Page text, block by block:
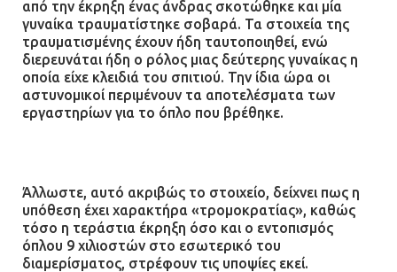
από την έκρηξη ένας άνδρας σκοτώθηκε και μία
γυναίκα τραυματίστηκε σοβαρά. Τα στοιχεία της
τραυματισμένης έχουν ήδη ταυτοποιηθεί, ενώ
διερευνάται ήδη ο ρόλος μιας δεύτερης γυναίκας η
οποία είχε κλειδιά του σπιτιού. Την ίδια ώρα οι
αστυνομικοί περιμένουν τα αποτελέσματα των
εργαστηρίων για το όπλο που βρέθηκε.
Άλλωστε, αυτό ακριβώς το στοιχείο, δείχνει πως η
υπόθεση έχει χαρακτήρα «τρομοκρατίας», καθώς
τόσο η τεράστια έκρηξη όσο και ο εντοπισμός
όπλου 9 χιλιοστών στο εσωτερικό του
διαμερίσματος, στρέφουν τις υποψίες εκεί.